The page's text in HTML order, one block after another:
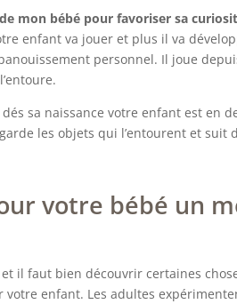
mon bébé pour favoriser sa
enfant va jouer et plus il va
personnel. Il joue
sa naissance votre enfant est en
les objets qui l’entourent et suit
votre bébé un
et il faut bien découvrir certaines
votre enfant. Les adultes